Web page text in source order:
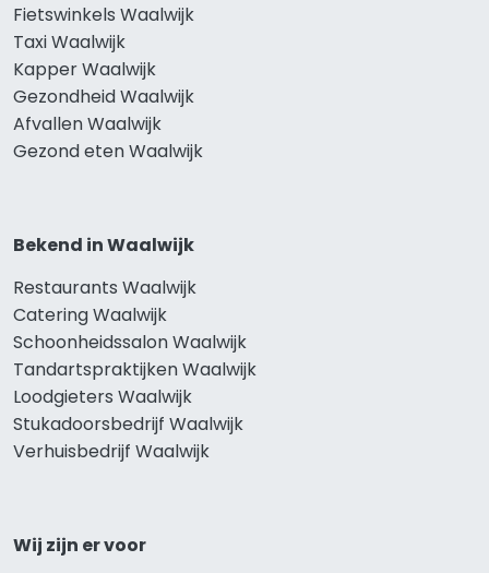
Fietswinkels Waalwijk
Taxi Waalwijk
Kapper Waalwijk
Gezondheid Waalwijk
Afvallen Waalwijk
Gezond eten Waalwijk
Bekend in Waalwijk
Restaurants Waalwijk
Catering Waalwijk
Schoonheidssalon Waalwijk
Tandartspraktijken Waalwijk
Loodgieters Waalwijk
Stukadoorsbedrijf Waalwijk
Verhuisbedrijf Waalwijk
Wij zijn er voor